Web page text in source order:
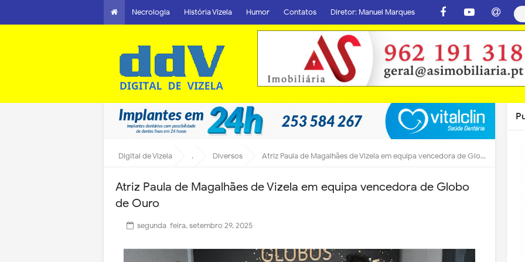
Necrologia História Vizela Humor Contatos Diretor: Manuel Marques
Digital de Vizela . Diversos Atriz Paula de Magalhães de Vizela em equipa vencedora de Globo de Ouro
Atriz Paula de Magalhães de Vizela em equipa vencedora de Globo
de Ouro
segunda-feira, setembro 29, 2025